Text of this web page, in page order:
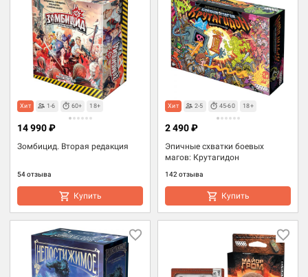
Хит 1-6 60+ 18+
Зомбицид. Вторая редакция
54 отзыва
14 990 ₽
Купить
Хит 2-5 45-60 18+
Эпичные схватки боевых
магов: Крутагидон
142 отзыва
2 490 ₽
Купить